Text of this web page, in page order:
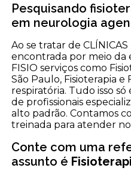
Pesquisando
em neurologia
Ao se tratar de CLÍNICAS
encontrada por meio da
FISIO serviços como
São Paulo, Fisioterapia e
respiratória. Tudo isso
de profissionais
alto padrão. Contamos
treinada para atender
Conte com uma
assunto é